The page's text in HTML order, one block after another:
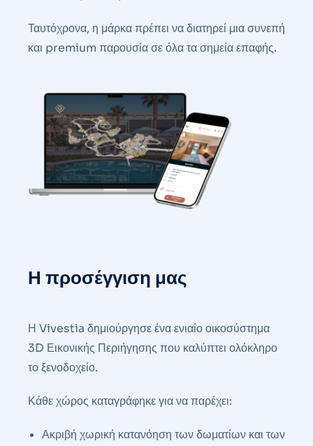
Ταυτόχρονα, η μάρκα πρέπει να διατηρεί μια συνεπή
και premium παρουσία σε όλα τα σημεία επαφής.
Η προσέγγιση μας
Η Vivestia δημιούργησε ένα ενιαίο οικοσύστημα
3D Εικονικής Περιήγησης που καλύπτει ολόκληρο
το ξενοδοχείο.
Κάθε χώρος καταγράφηκε για να παρέχει:
Ακριβή χωρική κατανόηση των δωματίων και των